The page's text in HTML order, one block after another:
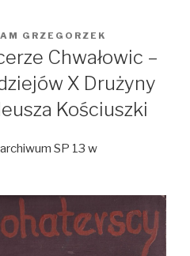
GRZEGORZEK
Chwałowic –
X Drużyny
Kościuszki
SP 13 w